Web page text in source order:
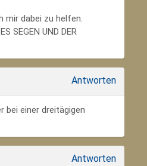
mir dabei zu helfen.
SEGEN UND DER
Antworten
bei einer dreitägigen
Antworten